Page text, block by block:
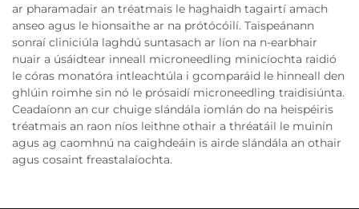
ar pharamadair an tréatmais le haghaidh tagairtí amach
anseo agus le hionsaithe ar na prótócóilí. Taispeánann
sonraí cliniciúla laghdú suntasach ar líon na n-earbhair
nuair a úsáidtear inneall microneedling minicíochta raidió
le córas monatóra intleachtúla i gcomparáid le hinneall den
ghlúin roimhe sin nó le prósaidí microneedling traidisiúnta.
Ceadaíonn an cur chuige slándála iomlán do na heispéiris
tréatmais an raon níos leithne othair a thréatáil le muinín
agus ag caomhnú na caighdeáin is airde slándála an othair
agus cosaint freastalaíochta.